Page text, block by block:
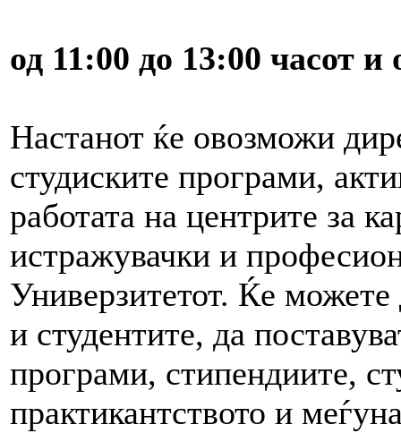
од 11:00 до 13:00 часот и
Настанот ќе овозможи
студиските програми,
работата на центрите за
истражувачки и
Универзитетот. Ќе можете
и студентите, да
програми, стипендиите,
практикантството и